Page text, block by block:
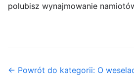
polubisz wynajmowanie
← Powrót do kategorii: O